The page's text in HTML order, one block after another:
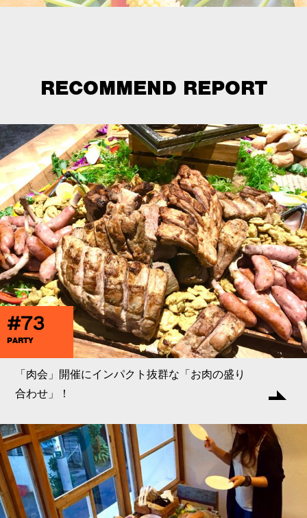
RECOMMEND REPORT
#73
PARTY
「肉会」開催にインパクト抜群な「お肉の盛り
合わせ」！